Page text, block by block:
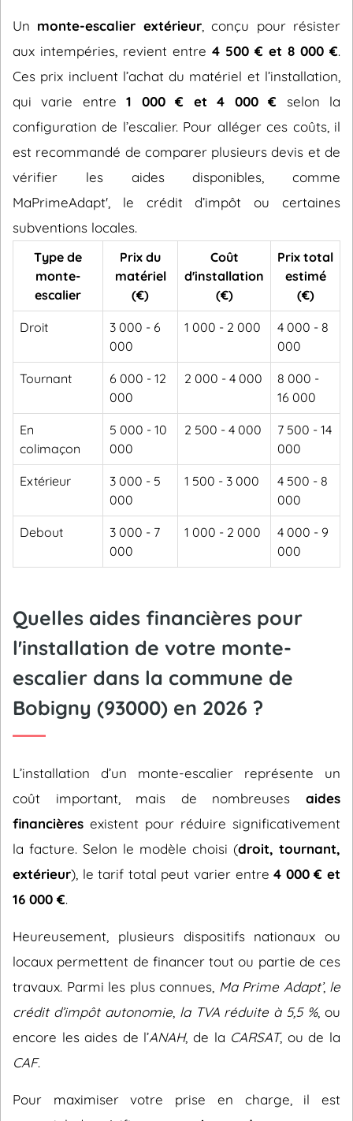
Un monte-escalier extérieur, conçu pour résister
aux intempéries, revient entre 4 500 € et 8 000 €.
Ces prix incluent l’achat du matériel et l’installation,
qui varie entre1 000 € et 4 000 € selon la
configuration de l’escalier. Pour alléger ces coûts, il
est recommandé de comparer plusieurs devis et de
vérifier les aides disponibles, comme
MaPrimeAdapt', le crédit d’impôt ou certaines
subventions locales.
Type de
monte-
escalier
Prix du
matériel
(€)
Coût
d'installation
(€)
Prix total
estimé
(€)
Droit
3 000 - 6
000
1 000 - 2 000
4 000 - 8
000
Tournant
6 000 - 12
000
2 000 - 4 000
8 000 -
16 000
En
colimaçon
5 000 - 10
000
2 500 - 4 000
7 500 - 14
000
Extérieur
3 000 - 5
000
1 500 - 3 000
4 500 - 8
000
Debout
3 000 - 7
000
1 000 - 2 000
4 000 - 9
000
Quelles aides financières pour
l'installation de votre monte-
escalier dans la commune de
Bobigny (93000) en 2026 ?
L’installation d’un monte-escalier représente un
coût important, mais de nombreuses aides
financières existent pour réduire significativement
la facture. Selon le modèle choisi (droit, tournant,
extérieur), le tarif total peut varier entre4 000 € et
16 000 €.
Heureusement, plusieurs dispositifs nationaux ou
locaux permettent de financer tout ou partie de ces
travaux. Parmi les plus connues, Ma Prime Adapt’, le
crédit d’impôt autonomie, la TVA réduite à 5,5 %, ou
encore les aides de l’ANAH, de la CARSAT, ou de la
CAF.
Pour maximiser votre prise en charge, il est